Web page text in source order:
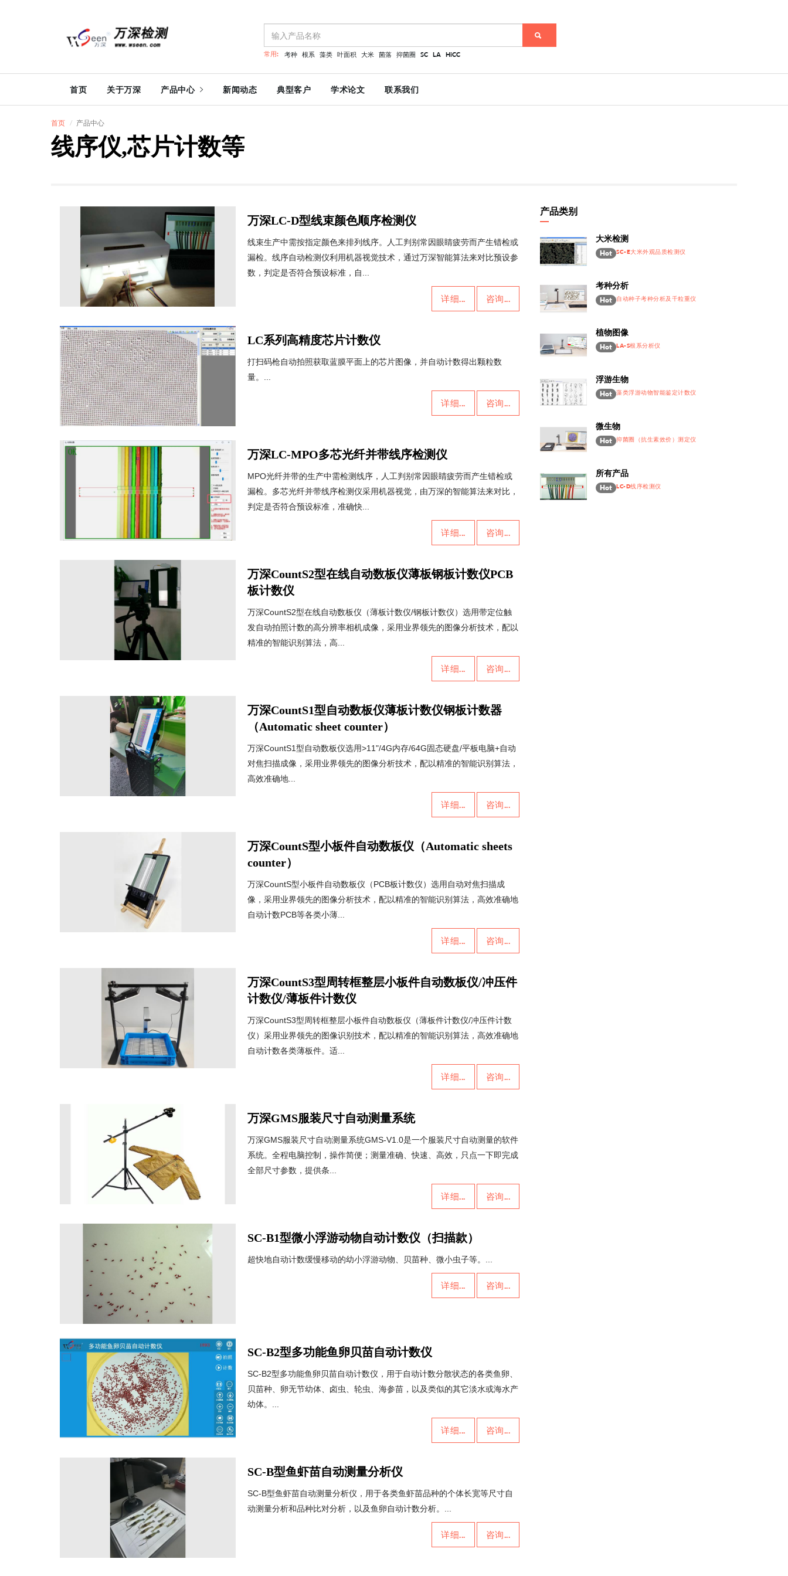
常用: 考种 根系 藻类 叶面积 大米 菌落 抑菌圈 SC LA HiCC
首页 关于万深 产品中心 新闻动态 典型客户 学术论文 联系我们
首页 产品中心
线序仪,芯片计数等
万深LC-D型线束颜色顺序检测仪
线束生产中需按指定颜色来排列线序。人工判别常因眼睛疲劳而产生错检或
漏检。线序自动检测仪利用机器视觉技术，通过万深智能算法来对比预设参
数，判定是否符合预设标准，自...
详细... 咨询...
LC系列高精度芯片计数仪
打扫码枪自动拍照获取蓝膜平面上的芯片图像，并自动计数得出颗粒数
量。...
详细... 咨询...
万深LC-MPO多芯光纤并带线序检测仪
MPO光纤并带的生产中需检测线序，人工判别常因眼睛疲劳而产生错检或
漏检。多芯光纤并带线序检测仪采用机器视觉，由万深的智能算法来对比，
判定是否符合预设标准，准确快...
详细... 咨询...
万深CountS2型在线自动数板仪薄板钢板计数仪PCB
板计数仪
万深CountS2型在线自动数板仪（薄板计数仪/钢板计数仪）选用带定位触
发自动拍照计数的高分辨率相机成像，采用业界领先的图像分析技术，配以
精准的智能识别算法，高...
详细... 咨询...
万深CountS1型自动数板仪薄板计数仪钢板计数器
（Automatic sheet counter）
万深CountS1型自动数板仪选用>11"/4G内存/64G固态硬盘/平板电脑+自动
对焦扫描成像，采用业界领先的图像分析技术，配以精准的智能识别算法，
高效准确地...
详细... 咨询...
万深CountS型小板件自动数板仪（Automatic sheets
counter）
万深CountS型小板件自动数板仪（PCB板计数仪）选用自动对焦扫描成
像，采用业界领先的图像分析技术，配以精准的智能识别算法，高效准确地
自动计数PCB等各类小薄...
详细... 咨询...
万深CountS3型周转框整层小板件自动数板仪/冲压件
计数仪/薄板件计数仪
万深CountS3型周转框整层小板件自动数板仪（薄板件计数仪/冲压件计数
仪）采用业界领先的图像识别技术，配以精准的智能识别算法，高效准确地
自动计数各类薄板件。适...
详细... 咨询...
万深GMS服装尺寸自动测量系统
万深GMS服装尺寸自动测量系统GMS-V1.0是一个服装尺寸自动测量的软件
系统。全程电脑控制，操作简便；测量准确、快速、高效，只点一下即完成
全部尺寸参数，提供条...
详细... 咨询...
SC-B1型微小浮游动物自动计数仪（扫描款）
超快地自动计数缓慢移动的幼小浮游动物、贝苗种、微小虫子等。...
详细... 咨询...
SC-B2型多功能鱼卵贝苗自动计数仪
SC-B2型多功能鱼卵贝苗自动计数仪，用于自动计数分散状态的各类鱼卵、
贝苗种、卵无节幼体、卤虫、轮虫、海参苗，以及类似的其它淡水或海水产
幼体。...
详细... 咨询...
SC-B型鱼虾苗自动测量分析仪
SC-B型鱼虾苗自动测量分析仪，用于各类鱼虾苗品种的个体长宽等尺寸自
动测量分析和品种比对分析，以及鱼卵自动计数分析。...
详细... 咨询...
产品类别
大米检测
Hot SC-E大米外观品质检测仪
考种分析
Hot 自动种子考种分析及千粒重仪
植物图像
Hot LA-S根系分析仪
浮游生物
Hot 藻类浮游动物智能鉴定计数仪
微生物
Hot 抑菌圈（抗生素效价）测定仪
所有产品
Hot LC-D线序检测仪